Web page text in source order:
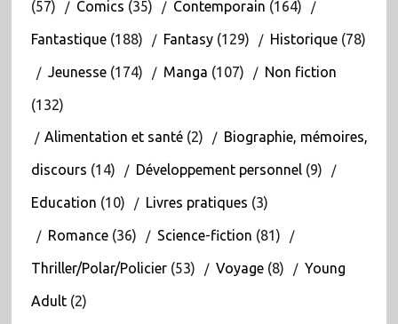
(57) Comics (35) Contemporain (164)
Fantastique(188) Fantasy(129) Historique(78)
Jeunesse(174) Manga (107) Non fiction
(132)
Alimentation et santé(2) Biographie, mémoires,
discours (14) Développement personnel(9)
Education (10) Livres pratiques (3)
Romance(36) Science-fiction (81)
Thriller/Polar/Policier(53) Voyage(8) Young
Adult(2)